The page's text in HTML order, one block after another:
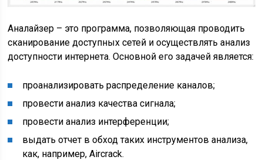
Аналайзер – это программа, позволяющая проводить
сканирование доступных сетей и осуществлять анализ
доступности интернета. Основной его задачей является:
проанализировать распределение каналов;
провести анализ качества сигнала;
провести анализ интерференции;
выдать отчет в обход таких инструментов анализа,
как, например, Aircrack.